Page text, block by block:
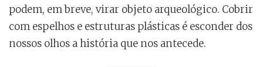
podem, em breve, virar objeto arqueológico. Cobrir
com espelhos e estruturas plásticas é esconder dos
nossos olhos a história que nos antecede.